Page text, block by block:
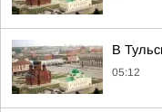
В
05:12